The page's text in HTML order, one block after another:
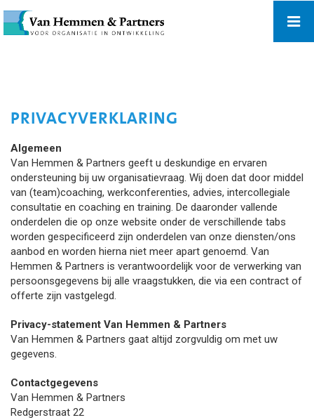
PRIVACYVERKLARING
Algemeen
Van Hemmen & Partners geeft u deskundige en ervaren
ondersteuning bij uw organisatievraag. Wij doen dat door middel
van (team)coaching, werkconferenties, advies, intercollegiale
consultatie en coaching en training. De daaronder vallende
onderdelen die op onze website onder de verschillende tabs
worden gespecificeerd zijn onderdelen van onze diensten/ons
aanbod en worden hierna niet meer apart genoemd. Van
Hemmen & Partners is verantwoordelijk voor de verwerking van
persoonsgegevens bij alle vraagstukken, die via een contract of
offerte zijn vastgelegd.
Privacy-statement Van Hemmen & Partners
Van Hemmen & Partners gaat altijd zorgvuldig om met uw
gegevens.
Contactgegevens
Van Hemmen & Partners
Redgerstraat 22